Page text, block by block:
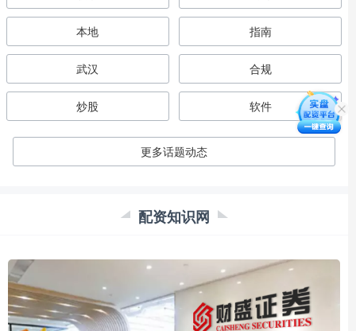
本地 指南
武汉 合规
炒股 软件
更多话题动态
配资知识网